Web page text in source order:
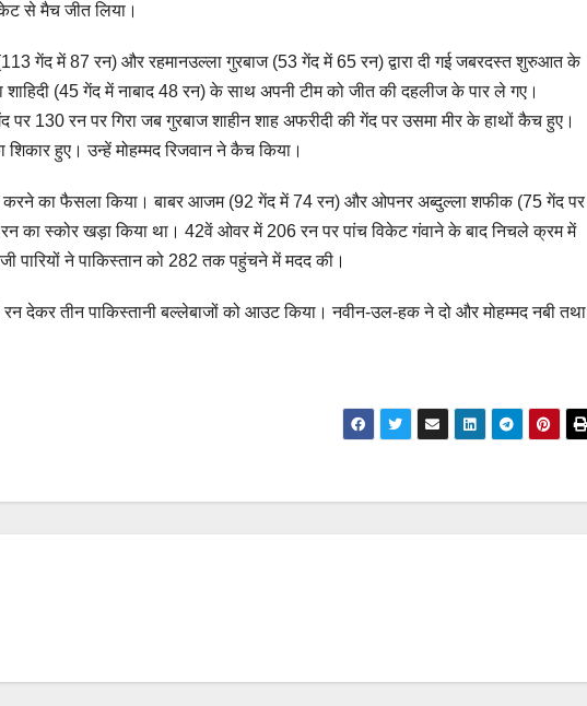
से मैच जीत लिया।
गेंद में 87 रन) और रहमानउल्‍ला गुरबाज (53 गेंद में 65 रन) द्वारा दी गई जबरदस्‍त शुरुआत के
(45 गेंद में नाबाद 48 रन) के साथ अपनी टीम को जीत की दहलीज के पार ले गए।
130 रन पर गिरा जब गुरबाज शाहीन शाह अफरीदी की गेंद पर उसमा मीर के हाथों कैच हुए।
हुए। उन्‍हें मोहम्‍मद रिजवान ने कैच किया।
करने का फैसला किया। बाबर आजम (92 गेंद में 74 रन) और ओपनर अब्दुल्‍ला शफीक (75 गेंद पर
का स्‍कोर खड़ा किया था। 42वें ओवर में 206 रन पर पांच विकेट गंवाने के बाद निचले क्रम में
पारियों ने पाकिस्‍तान को 282 तक पहुंचने में मदद की।
तीन पाकिस्‍तानी बल्‍लेबाजों को आउट किया। नवीन-उल-हक ने दो और मोहम्‍मद नबी तथा